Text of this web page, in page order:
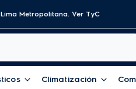
Metropolitana. Ver TyC
Climatización